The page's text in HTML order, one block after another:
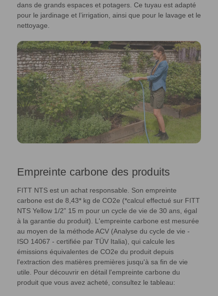
dans de grands espaces et potagers. Ce tuyau est adapté
pour le jardinage et l’irrigation, ainsi que pour le lavage et le
nettoyage.
Empreinte carbone des produits
FITT NTS est un achat responsable. Son empreinte
carbone est de 8,43* kg de CO2e (*calcul effectué sur FITT
NTS Yellow 1/2” 15 m pour un cycle de vie de 30 ans, égal
à la garantie du produit). L'empreinte carbone est mesurée
au moyen de la méthode ACV (Analyse du cycle de vie -
ISO 14067 - certifiée par TÜV Italia), qui calcule les
émissions équivalentes de CO2e du produit depuis
l'extraction des matières premières jusqu'à sa fin de vie
utile. Pour découvrir en détail l'empreinte carbone du
produit que vous avez acheté, consultez le tableau: